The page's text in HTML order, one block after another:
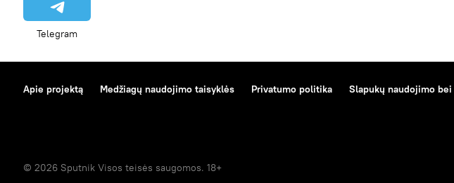
Telegram
Apie projektą Medžiagų naudojimo taisyklės Privatumo politika Slapukų naudojimo
© 2026 Sputnik Visos teisės saugomos. 18+